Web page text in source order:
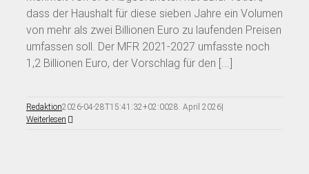
dass der Haushalt für diese sieben Jahre ein Volumen
von mehr als zwei Billionen Euro zu laufenden Preisen
umfassen soll. Der MFR 2021-2027 umfasste noch
1,2 Billionen Euro, der Vorschlag für den [...]
Redaktion2026-04-28T15:41:32+02:0028. April 2026|
Weiterlesen